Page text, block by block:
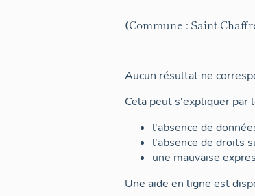
(Commune : Saint-
Aucun résultat ne
Cela peut s'expliquer par
l'absence de
l'absence de droits
une mauvaise
Une aide en ligne est